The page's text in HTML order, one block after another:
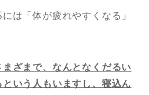
は「体が疲れやすくなる」
ざまで、なんとなくだるい
いう人もいますし、寝込ん